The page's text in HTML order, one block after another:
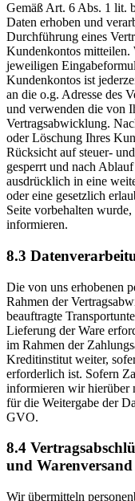
Gemäß Art. 6 Abs. 1 lit.
Daten erhoben und
Durchführung eines
Kundenkontos mitteilen.
jeweiligen
Kundenkontos ist
an die o.g. Adresse des
und verwenden die von
Vertragsabwicklung.
oder Löschung Ihres
Rücksicht auf steuer-
gesperrt und nach
ausdrücklich in eine
oder eine gesetzlich
Seite vorbehalten
informieren.
8.3
Die von uns erhobenen
Rahmen der
beauftragte
Lieferung der Ware
im Rahmen der
Kreditinstitut weiter,
erforderlich ist. Sofern
informieren wir hierüber
für die Weitergabe der
GVO.
8.4
und Warenversand
Wir übermitteln